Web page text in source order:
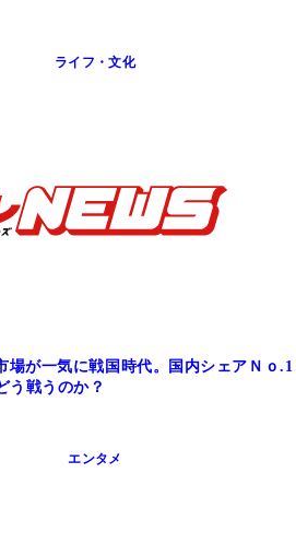
ライフ・文化
場が一気に戦国時代。国内シェアＮｏ.1
う戦うのか？
エンタメ